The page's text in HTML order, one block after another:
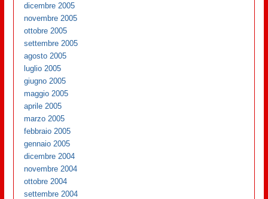
dicembre 2005
novembre 2005
ottobre 2005
settembre 2005
agosto 2005
luglio 2005
giugno 2005
maggio 2005
aprile 2005
marzo 2005
febbraio 2005
gennaio 2005
dicembre 2004
novembre 2004
ottobre 2004
settembre 2004